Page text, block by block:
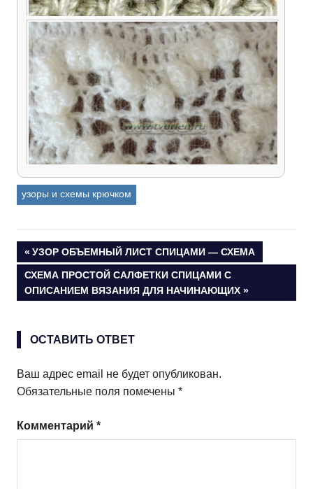
Как вязать резинку крючком (столбики без
накида)
Попкорн — элемент вязания крючком (МК в
картинках)
узоры и схемы крючком
Навигация
по
ПРЕДЫДУЩАЯ
ЗАПИСЬ:
УЗОР ОБЪЕМНЫЙ ЛИСТ СПИЦАМИ — СХЕМА
СЛЕДУЮЩАЯ
ЗАПИСЬ:
СХЕМА ПРОСТОЙ САЛФЕТКИ СПИЦАМИ С
ОПИСАНИЕМ ВЯЗАНИЯ ДЛЯ НАЧИНАЮЩИХ
ОСТАВИТЬ ОТВЕТ
Ваш адрес email не будет опубликован.
Обязательные поля помечены *
Комментарий *